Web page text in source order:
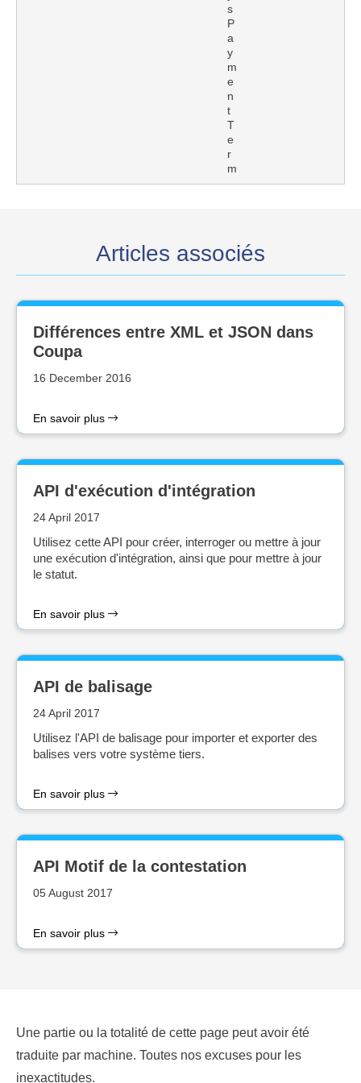
s
P
a
y
m
e
n
t
T
e
r
m
Articles associés
Différences entre XML et JSON dans
Coupa
16 December 2016
En savoir plus
API d'exécution d'intégration
24 April 2017
Utilisez cette API pour créer, interroger ou mettre à jour
une exécution d'intégration, ainsi que pour mettre à jour
le statut.
En savoir plus
API de balisage
24 April 2017
Utilisez l'API de balisage pour importer et exporter des
balises vers votre système tiers.
En savoir plus
API Motif de la contestation
05 August 2017
En savoir plus
Une partie ou la totalité de cette page peut avoir été
traduite par machine. Toutes nos excuses pour les
inexactitudes.